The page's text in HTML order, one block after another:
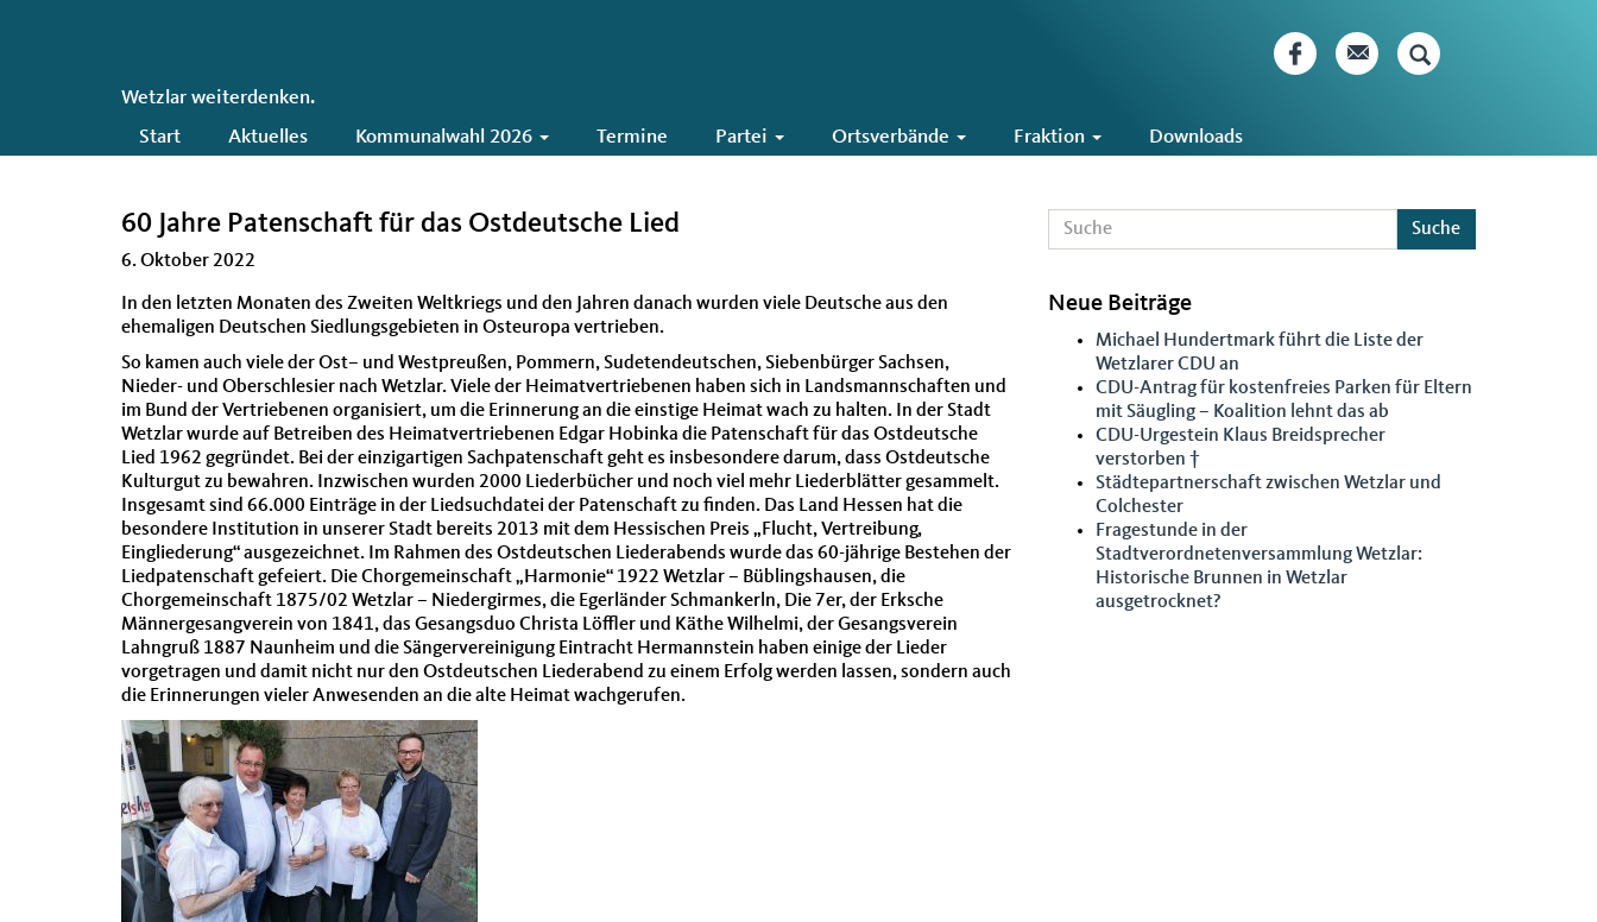
Wetzlar weiterdenken.
Hauptnavigation
Start Aktuelles Kommunalwahl 2026 Termine Partei Ortsverbände Fraktion Downloads
60 Jahre Patenschaft für das Ostdeutsche Lied
6. Oktober 2022
In den letzten Monaten des Zweiten Weltkriegs und den Jahren danach wurden viele Deutsche aus den
ehemaligen Deutschen Siedlungsgebieten in Osteuropa vertrieben.
So kamen auch viele der Ost– und Westpreußen, Pommern, Sudetendeutschen, Siebenbürger Sachsen,
Nieder- und Oberschlesier nach Wetzlar. Viele der Heimatvertriebenen haben sich in Landsmannschaften und
im Bund der Vertriebenen organisiert, um die Erinnerung an die einstige Heimat wach zu halten. In der Stadt
Wetzlar wurde auf Betreiben des Heimatvertriebenen Edgar Hobinka die Patenschaft für das Ostdeutsche
Lied 1962 gegründet. Bei der einzigartigen Sachpatenschaft geht es insbesondere darum, dass Ostdeutsche
Kulturgut zu bewahren. Inzwischen wurden 2000 Liederbücher und noch viel mehr Liederblätter gesammelt.
Insgesamt sind 66.000 Einträge in der Liedsuchdatei der Patenschaft zu finden. Das Land Hessen hat die
besondere Institution in unserer Stadt bereits 2013 mit dem Hessischen Preis „Flucht, Vertreibung,
Eingliederung“ ausgezeichnet. Im Rahmen des Ostdeutschen Liederabends wurde das 60-jährige Bestehen der
Liedpatenschaft gefeiert. Die Chorgemeinschaft „Harmonie“ 1922 Wetzlar – Büblingshausen, die
Chorgemeinschaft 1875/02 Wetzlar – Niedergirmes, die Egerländer Schmankerln, Die 7er, der Erksche
Männergesangverein von 1841, das Gesangsduo Christa Löffler und Käthe Wilhelmi, der Gesangsverein
Lahngruß 1887 Naunheim und die Sängervereinigung Eintracht Hermannstein haben einige der Lieder
vorgetragen und damit nicht nur den Ostdeutschen Liederabend zu einem Erfolg werden lassen, sondern auch
die Erinnerungen vieler Anwesenden an die alte Heimat wachgerufen.
Suche
Neue Beiträge
Michael Hundertmark führt die Liste der
Wetzlarer CDU an
CDU-Antrag für kostenfreies Parken für Eltern
mit Säugling – Koalition lehnt das ab
CDU-Urgestein Klaus Breidsprecher
verstorben †
Städtepartnerschaft zwischen Wetzlar und
Colchester
Fragestunde in der
Stadtverordnetenversammlung Wetzlar:
Historische Brunnen in Wetzlar
ausgetrocknet?